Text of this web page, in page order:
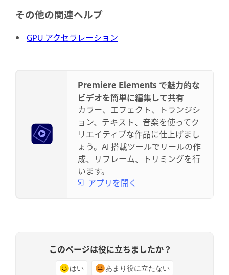
その他の関連ヘルプ
GPU アクセラレーション
Premiere Elements で魅力的な
ビデオを簡単に編集して共有
カラー、エフェクト、トランジシ
ョン、テキスト、音楽を使ってク
リエイティブな作品に仕上げまし
ょう。AI 搭載ツールでリールの作
成、リフレーム、トリミングを行
います。
アプリを開く
このページは役に立ちましたか？
はい あまり役に立たない